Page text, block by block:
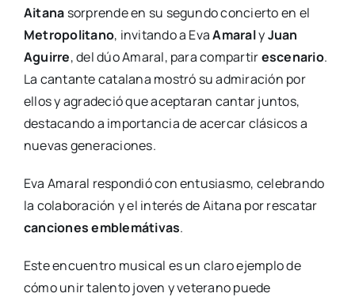
Aitana sorprende en su segundo concierto en el
Metropolitano, invitando a EvaAmaralyJuan
Aguirre, del dúo Amaral, para compartirescenario.
La cantante catalana mostró su admiración por
ellos y agradeció que aceptaran cantar juntos,
destacando a importancia de acercar clásicos a
nuevas generaciones.
Eva Amaral respondió con entusiasmo, celebrando
la colaboración y el interés de Aitana por rescatar
canciones emblemátivas.
Este encuentro musical es un claro ejemplo de
cómo unir talento joven y veterano puede